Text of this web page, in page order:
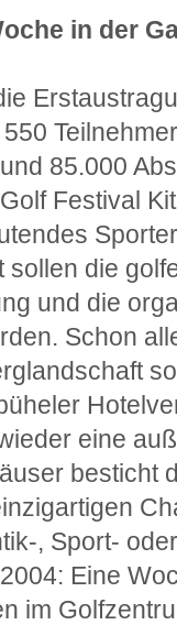
in der
85.000
Festival
sollen die
und die
Schon
eine
besticht
, Sport-
Eine
im